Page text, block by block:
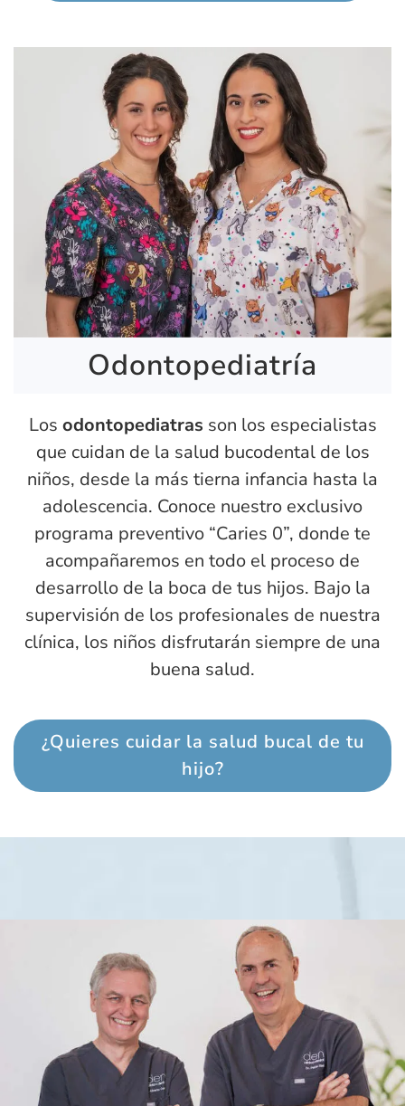
Odontopediatría
Los odontopediatras son los especialistas
que cuidan de la salud bucodental de los
niños, desde la más tierna infancia hasta la
adolescencia. Conoce nuestro exclusivo
programa preventivo “Caries 0”, donde te
acompañaremos en todo el proceso de
desarrollo de la boca de tus hijos. Bajo la
supervisión de los profesionales de nuestra
clínica, los niños disfrutarán siempre de una
buena salud.
¿Quieres cuidar la salud bucal de tu
hijo?